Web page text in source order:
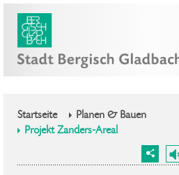
Startseite
Planen & Bauen
Projekt Zanders-Areal